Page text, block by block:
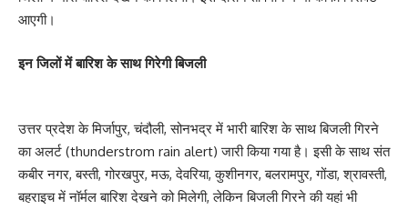
आएगी।
इन जिलों में बारिश के साथ गिरेगी बिजली
उत्तर प्रदेश के मिर्जापुर, चंदौली, सोनभद्र में भारी बारिश के साथ बिजली गिरने
का अलर्ट (thunderstrom rain alert) जारी किया गया है। इसी के साथ संत
कबीर नगर, बस्ती, गोरखपुर, मऊ, देवरिया, कुशीनगर, बलरामपुर, गोंडा, श्रावस्ती,
बहराइच में नॉर्मल बारिश देखने को मिलेगी, लेकिन बिजली गिरने की यहां भी